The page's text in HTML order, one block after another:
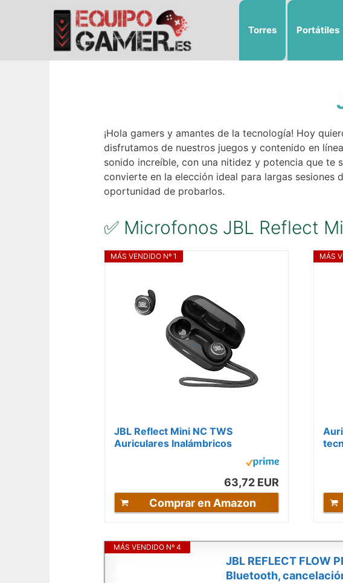
Torres Portátiles
¡Hola gamers y amantes de la tecnología! Hoy
disfrutamos de nuestros juegos y contenido en
sonido increíble, con una nitidez y potencia que te
convierte en la elección ideal para largas sesiones
oportunidad de probarlos.
✅ Microfonos JBL Reflect
MÁS VENDIDO Nº 1
JBL Reflect Mini NC TWS
Auriculares Inalámbricos
Deportivos In Ear con cancelación
63,72 EUR
Comprar en Amazon
MÁS
MÁS VENDIDO Nº 4
JBL REFLECT FLOW
Bluetooth,